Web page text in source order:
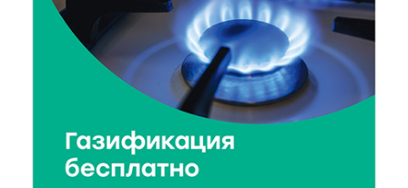
Виталий Королев запустил веловолну на Волге в
Калязине
8 Авг 2026 13:37 388
Чем удивит X Международный фестиваль «Калитка»
8 Авг 2026 12:37 227